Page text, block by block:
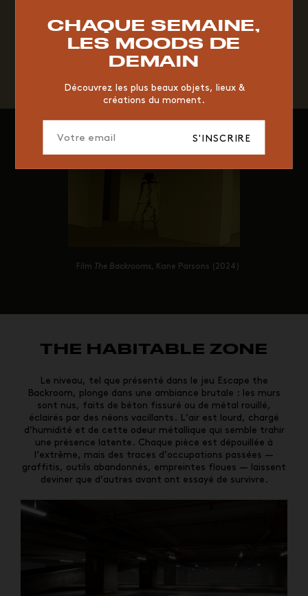
Akris, automne hiver 2026 2027
Film The Backrooms , Kane Parsons (2024)
THE HABITABLE ZONE
Le niveau, tel que présenté dans le jeu Escape the
Backroom, plonge dans une ambiance brutale : les murs
sont nus, faits de béton fissuré ou de métal rouillé,
éclairés par des néons vacillants. L’air est lourd, chargé
d’humidité et de cette odeur métallique qui semble trahir
une présence latente. Chaque pièce est dépouillée à
l’extrême, mais des traces d’occupations passées —
graffitis, outils abandonnés, empreintes floues — laissent
deviner que d’autres avant ont essayé de survivre.
CHAQUE SEMAINE,
LES MOODS DE
DEMAIN
Découvrez les plus beaux objets, lieux &
créations du moment.
S'INSCRIRE
RESTAURANT VINTAGE MOODBOARD
BOIS
JAUNE
HÔTEL
ORGANIQUE
MEMPHIS ÉDITIONS
VASE
ICONIC
2023